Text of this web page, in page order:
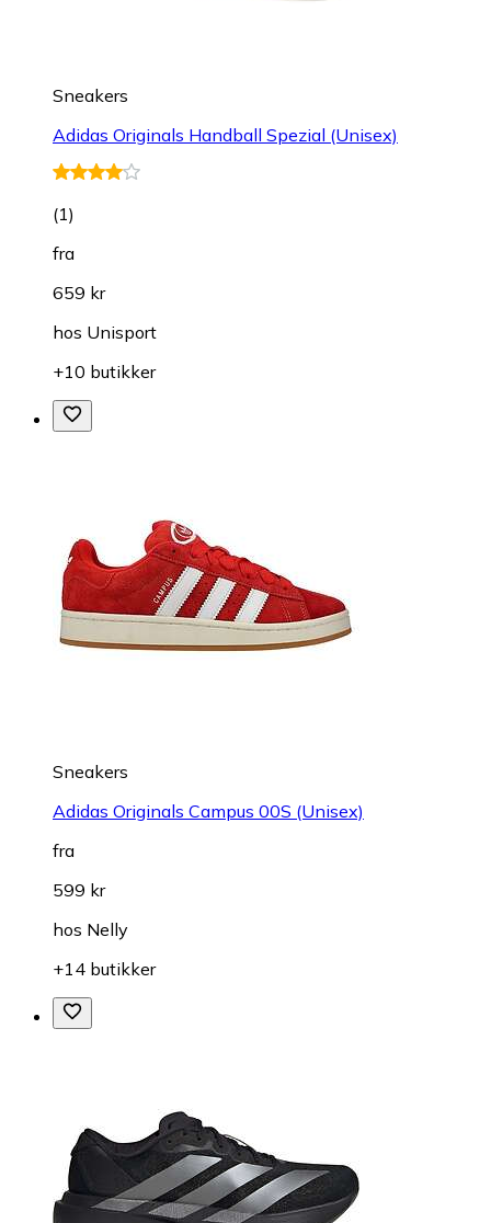
Sneakers
Adidas Originals Handball Spezial (Unisex)
(1)
fra
659 kr
hos Unisport
+10 butikker
Sneakers
Adidas Originals Campus 00S (Unisex)
fra
599 kr
hos Nelly
+14 butikker